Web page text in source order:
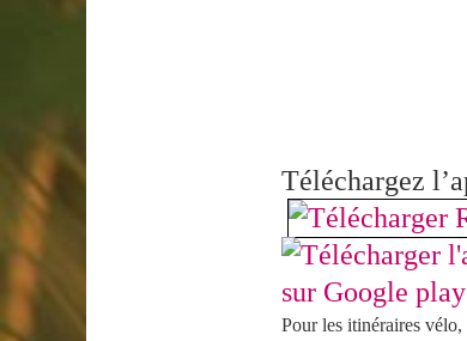
Téléchargez
Pour les itinéraires